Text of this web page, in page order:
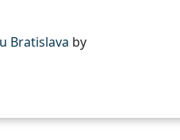
Bratislava by